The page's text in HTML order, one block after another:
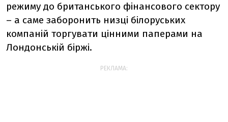
режиму до британського фінансового сектору
– а саме заборонить низці білоруських
компаній торгувати цінними паперами на
Лондонській біржі.
РЕКЛАМА: